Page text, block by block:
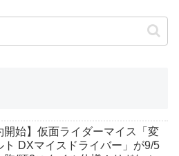
開始】仮面ライダーマイス「変
ト DXマイスドライバー」が9/5